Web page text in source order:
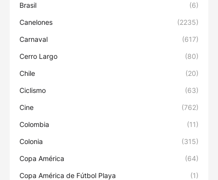
Brasil (6)
Canelones (2235)
Carnaval (617)
Cerro Largo (80)
Chile (20)
Ciclismo (63)
Cine (762)
Colombia (11)
Colonia (315)
Copa América (64)
Copa América de Fútbol Playa (1)